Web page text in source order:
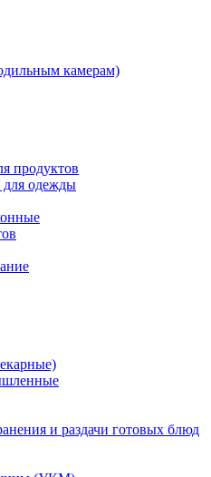
камерам)
продуктов
одежды
и раздачи готовых блюд